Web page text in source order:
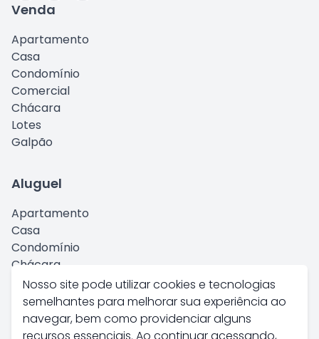
Nosso site pode utilizar cookies e tecnologias
semelhantes para melhorar sua experiência ao
navegar, bem como providenciar alguns
Venda
Apartamento
Casa
Condomínio
Comercial
Chácara
Lotes
Galpão
Aluguel
Apartamento
Casa
Condomínio
Chácara
Comercial
Kitnet
Galpão